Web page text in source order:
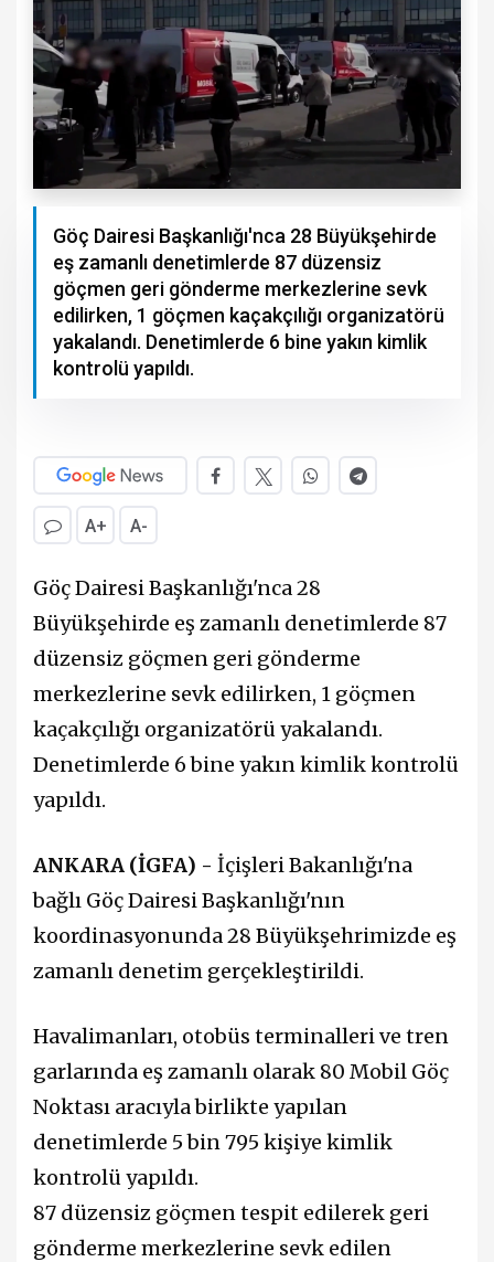
Göç Dairesi Başkanlığı'nca 28 Büyükşehirde
eş zamanlı denetimlerde 87 düzensiz
göçmen geri gönderme merkezlerine sevk
edilirken, 1 göçmen kaçakçılığı organizatörü
yakalandı. Denetimlerde 6 bine yakın kimlik
kontrolü yapıldı.
A+ A-
Göç Dairesi Başkanlığı'nca 28
Büyükşehirde eş zamanlı denetimlerde 87
düzensiz göçmen geri gönderme
merkezlerine sevk edilirken, 1 göçmen
kaçakçılığı organizatörü yakalandı.
Denetimlerde 6 bine yakın kimlik kontrolü
yapıldı.
ANKARA (İGFA) - İçişleri Bakanlığı'na
bağlı Göç Dairesi Başkanlığı'nın
koordinasyonunda 28 Büyükşehrimizde eş
zamanlı denetim gerçekleştirildi.
Havalimanları, otobüs terminalleri ve tren
garlarında eş zamanlı olarak 80 Mobil Göç
Noktası aracıyla birlikte yapılan
denetimlerde 5 bin 795 kişiye kimlik
kontrolü yapıldı.
87 düzensiz göçmen tespit edilerek geri
gönderme merkezlerine sevk edilen